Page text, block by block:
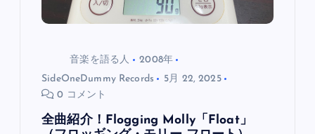
音楽を語る人
2008年
SideOneDummy Records
5月 22, 2025
0 コメント
全曲紹介！Flogging Molly「Float」